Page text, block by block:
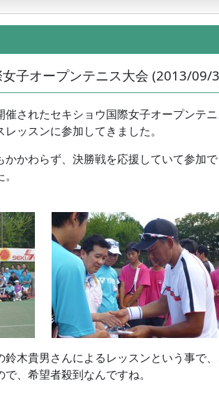
子オープンテニス大会 (2013/09/
されたセキショウ国際女子オープンテニ
ッスンに参加してきました。
かわらず、決勝戦を応援していて参加で
木貴男さんによるレッスンという事で、
、希望者殺到なんですね。